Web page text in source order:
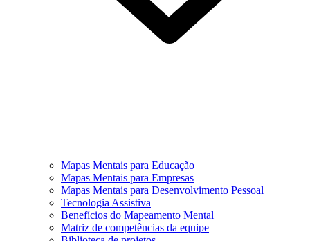
Mapas Mentais para Educação
Mapas Mentais para Empresas
Mapas Mentais para Desenvolvimento Pessoal
Tecnologia Assistiva
Benefícios do Mapeamento Mental
Matriz de competências da equipe